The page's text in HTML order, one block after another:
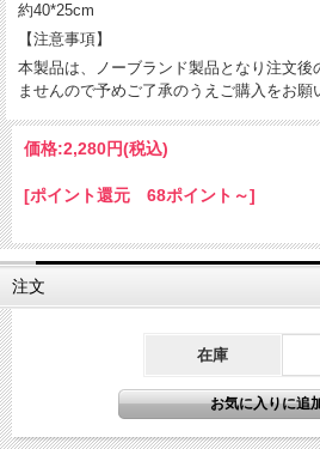
約40*25cm
【注意事項】
本製品は、ノーブランド製品となり注文後
ませんので予めご了承のうえご購入をお願
価格:2,280円(税込)
[ポイント還元 68ポイント～]
注文
在庫